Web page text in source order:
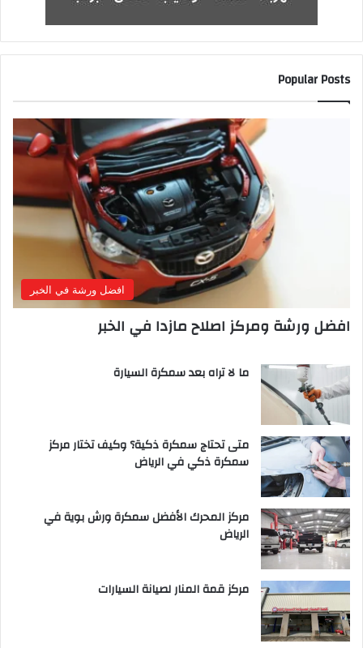
Popular Posts
افضل ورشة في الخبر
افضل ورشة ومركز اصلاح مازدا في الخبر
ما لا تراه بعد سمكرة السيارة
متى تحتاج سمكرة ذكية؟ وكيف تختار مركز
سمكرة ذكي في الرياض
مركز المحرك الأفضل سمكرة ورش بوية في
الرياض
مركز قمة المنار لصيانة السيارات